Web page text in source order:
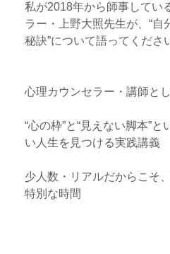
私が2018年から師事してい
ラー・上野大照先生が、“自
秘訣”について語ってくださ
心理カウンセラー・講師と
“心の枠”と“見えない脚本”
い人生を見つける実践講義
少人数・リアルだからこそ
特別な時間